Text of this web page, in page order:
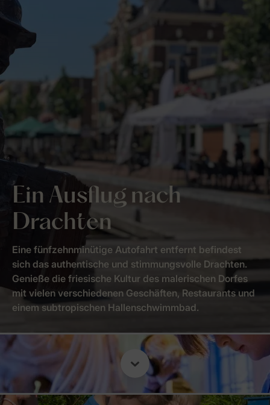
Ein Ausflug nach
Drachten
Eine fünfzehnminütige Autofahrt entfernt befindest
sich das authentische und stimmungsvolle Drachten.
Genieße die friesische Kultur des malerischen Dorfes
mit vielen verschiedenen Geschäften, Restaurants und
einem subtropischen Hallenschwimmbad.